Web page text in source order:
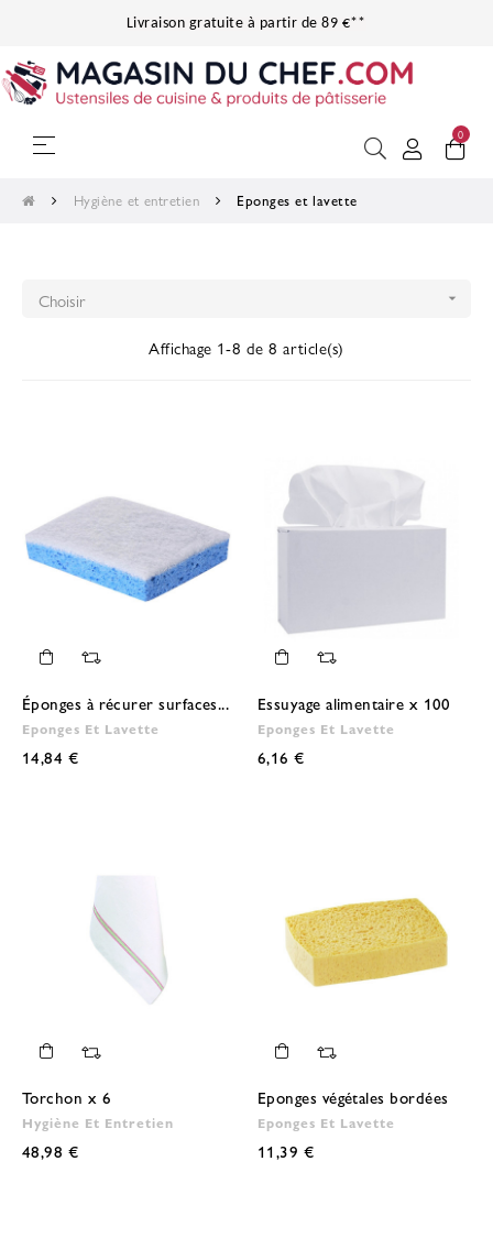
Livraison gratuite à partir de 89 €**
Basculer
navigation
☰ 0
Hygiène et entretien Eponges et lavette
Choisir 
Affichage 1-8 de 8 article(s)
Éponges à récurer surfaces...
Eponges Et Lavette
14,84 €
Essuyage alimentaire x 100
Eponges Et Lavette
6,16 €
Torchon x 6
Hygiène Et Entretien
48,98 €
Eponges végétales bordées
Eponges Et Lavette
11,39 €